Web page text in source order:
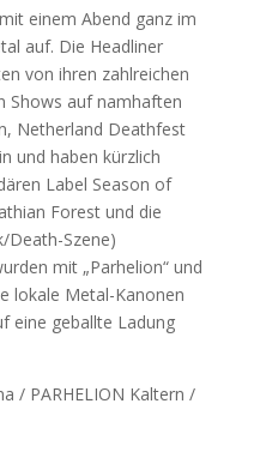
einem Abend ganz im
auf. Die Headliner
von ihren zahlreichen
Shows auf namhaften
Netherland Deathfest
und haben kürzlich
Label Season of
Forest und die
Death-Szene)
mit „Parhelion“ und
lokale Metal-Kanonen
eine geballte Ladung
/ PARHELION Kaltern /